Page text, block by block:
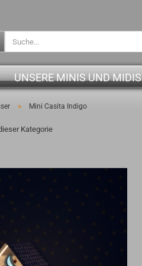
UNSERE MINIS UND MIDIS
» Mini Casita Indigo
Kategorie